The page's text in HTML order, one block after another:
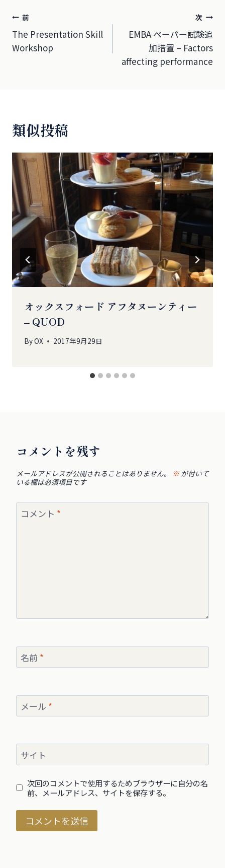
投
稿
ー
ョ
ン
前
The Presentation Skill
Workshop
次
EMBA ペーパー試験追
加措置 – Factors
affecting performance
類似投稿
オックスフォード アフタヌーンティー
– QUOD
ByOX 2017年9月29日
コメントを残す
メールアドレスが公開されることはありません。 ※ が付いて
いる欄は必須項目です
コメント *
名前 *
メール *
サイト
次回のコメントで使用するためブラウザーに自分の名
前、メールアドレス、サイトを保存する。